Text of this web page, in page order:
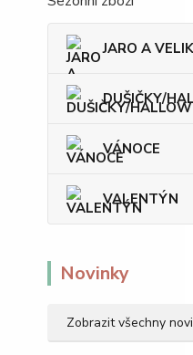
JARO A
DUŠIČKY/
VÁNOCE
VALENTÝN
Novinky
Zobrazit všechny